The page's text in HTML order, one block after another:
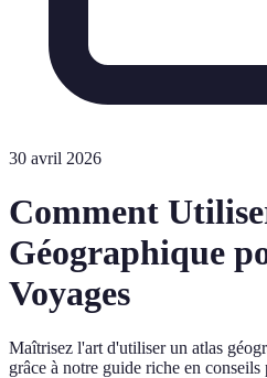
30 avril 2026
Comment
Géographique
Voyages
Maîtrisez l'art d'utiliser un atlas
grâce à notre guide riche en conseils